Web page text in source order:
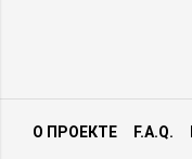
О ПРОЕКТЕ F.A.Q.